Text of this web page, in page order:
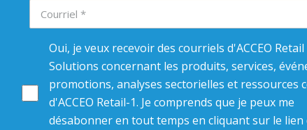
Oui, je veux recevoir des courriels d'ACCEO Retail
Solutions concernant les produits, services,
promotions, analyses sectorielles et ressources
d'ACCEO Retail-1. Je comprends que je peux me
désabonner en tout temps en cliquant sur le lien